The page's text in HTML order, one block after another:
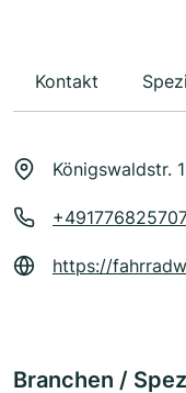
Kontakt
Königswaldstr.
https://
Branchen /